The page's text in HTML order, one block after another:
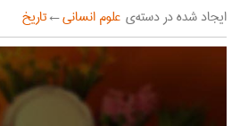
ایجاد شده در دسته‌ی علوم انسانی←تاریخ